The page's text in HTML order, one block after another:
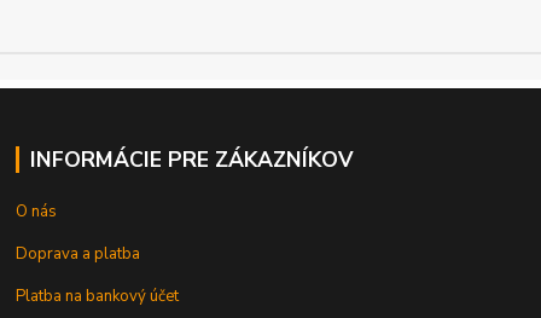
INFORMÁCIE PRE ZÁKAZNÍKOV
O nás
Doprava a platba
Platba na bankový účet